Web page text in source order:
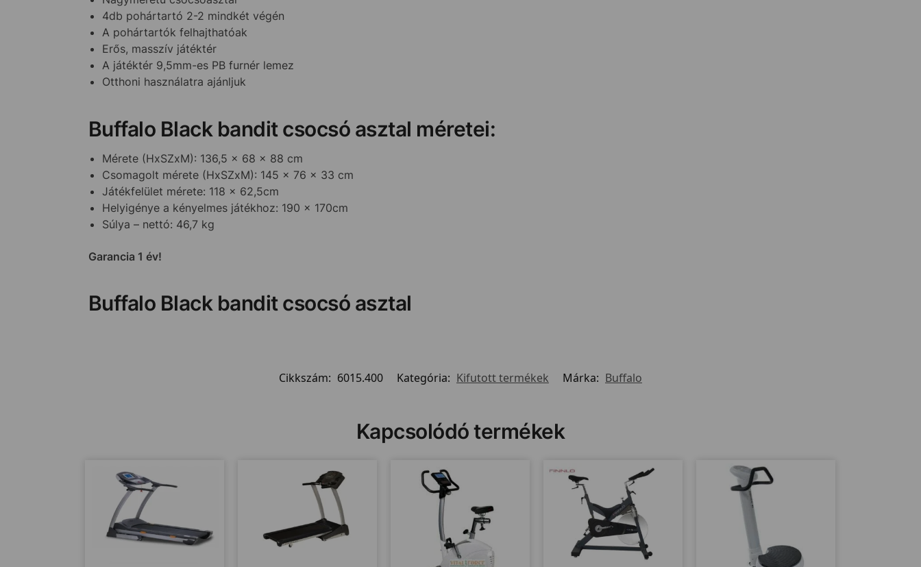
4db pohártartó 2-2 mindkét végén
A pohártartók felhajthatóak
Erős, masszív játéktér
A játéktér 9,5mm-es PB furnér lemez
Otthoni használatra ajánljuk
Buffalo Black bandit csocsó asztal méretei:
Mérete (HxSZxM): 136,5 x 68 x 88 cm
Csomagolt mérete (HxSZxM): 145 x 76 x 33 cm
Játékfelület mérete: 118 x 62,5cm
Helyigénye a kényelmes játékhoz: 190 x 170cm
Súlya – nettó: 46,7 kg
Garancia 1 év!
Buffalo Black bandit csocsó asztal
Cikkszám: 6015.400 Kategória: Kifutott termékek Márka: Buffalo
Kapcsolódó termékek